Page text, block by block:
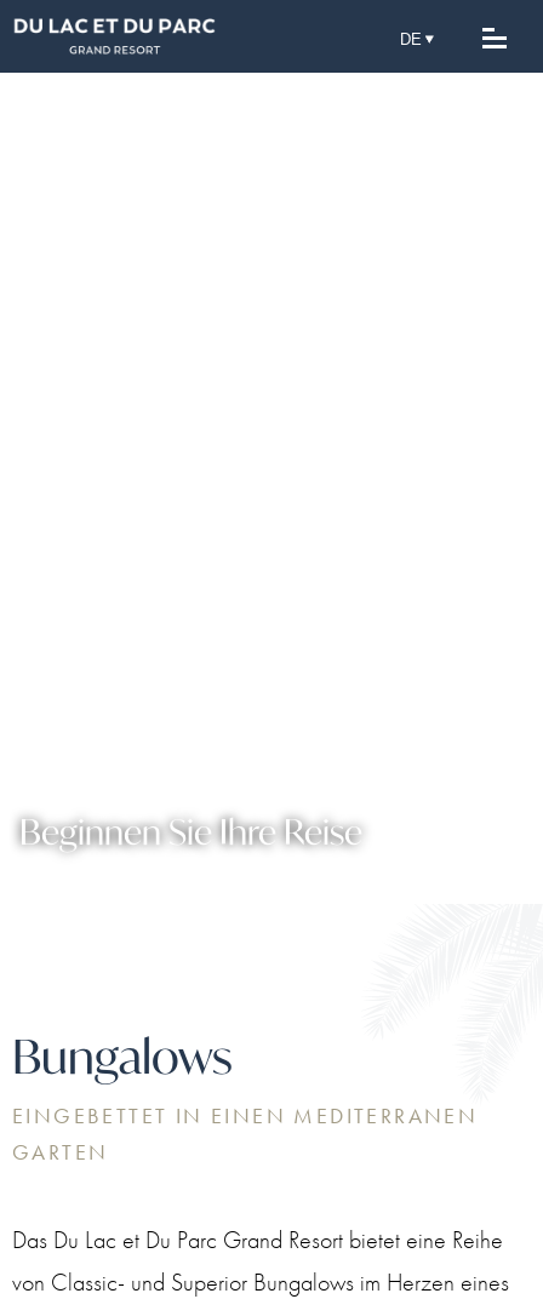
Beginnen Sie Ihre Reise
Bungalows
EINGEBETTET IN EINEN MEDITERRANEN
GARTEN
Das Du Lac et Du Parc Grand Resort bietet eine Reihe
von Classic- und Superior Bungalows im Herzen eines